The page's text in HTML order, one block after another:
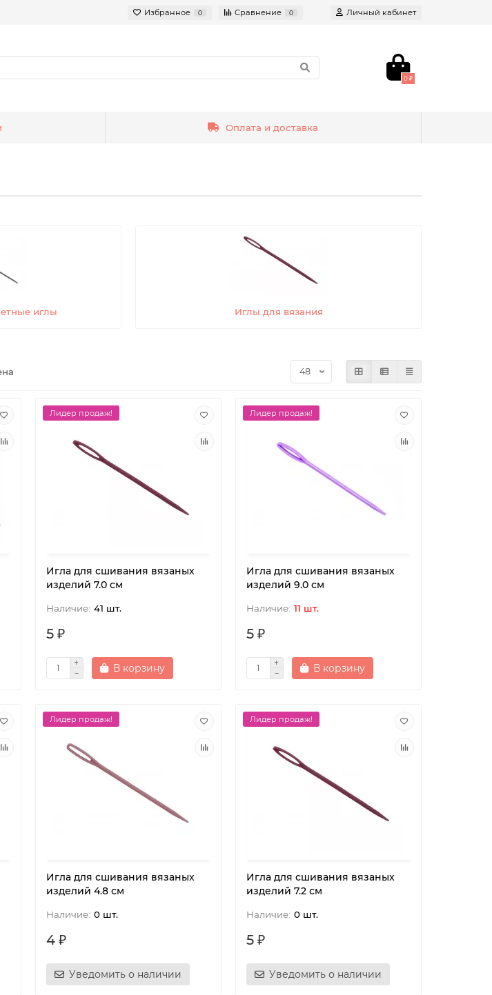
Избранное 0 Сравнение 0 Личный кабинет
0 ₽
Оплата и доставка
иглы Иглы для вязания
Лидер продаж!
Игла для сшивания вязаных
изделий 7.0 см
41 шт.
5 ₽
В корзину
Лидер продаж!
Игла для сшивания вязаных
изделий 9.0 см
11 шт.
5 ₽
В корзину
Лидер продаж!
Игла для сшивания вязаных
изделий 4.8 см
0 шт.
4 ₽
Уведомить о наличии
Лидер продаж!
Игла для сшивания вязаных
изделий 7.2 см
0 шт.
5 ₽
Уведомить о наличии